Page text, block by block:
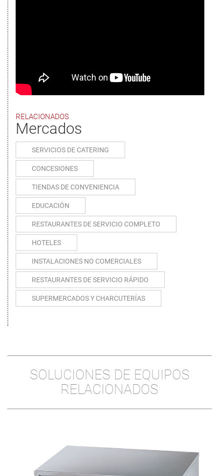
RELACIONADOS
Mercados
SERVICIOS DE CATERING
CONCESIONES
TIENDAS DE CONVENIENCIA
EDUCACIÓN
RESTAURANTES DE SERVICIO COMPLETO
HOTELES
INSTALACIONES NO COMERCIALES
RESTAURANTES DE SERVICIO RÁPIDO
SUPERMERCADOS Y CHARCUTERÍAS
SOLUCIONES DE EQUIPOS
RELACIONADOS